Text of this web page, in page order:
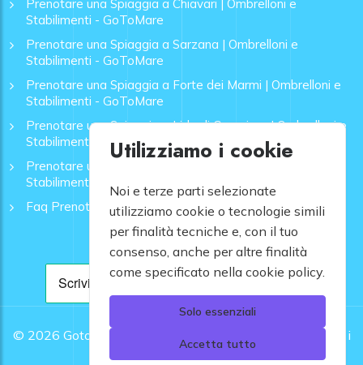
Prenotare una Spiaggia a Chiavari | Ombrelloni e
Stabilimenti - GoToMare
Prenotare una Spiaggia a Sarzana | Ombrelloni e
Stabilimenti - GoToMare
Prenotare una Spiaggia a Forte dei Marmi | Ombrelloni e
Stabilimenti - GoToMare
Prenotare una Spiaggia a Lido di Camaiore | Ombrelloni e
Stabilimenti - GoToMare
Prenotare una Spiaggia a Rapallo | Ombrelloni e
Stabilimenti - GoToMare
Faq Prenotazione Spiagge
© 2026 Gotomare srl - Partita IVA 12948810960 .
Tutti i
diritti riservati.
Utilizziamo i cookie
Noi e terze parti selezionate
utilizziamo cookie o tecnologie simili
per finalità tecniche e, con il tuo
consenso, anche per altre finalità
come specificato nella cookie policy.
Solo essenziali
Accetta tutto